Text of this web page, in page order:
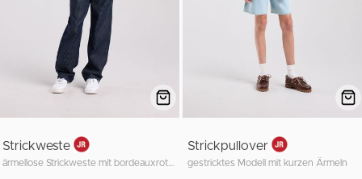
Strickweste Strickpullover
gestricktes Modell mit kurzen Ärmeln